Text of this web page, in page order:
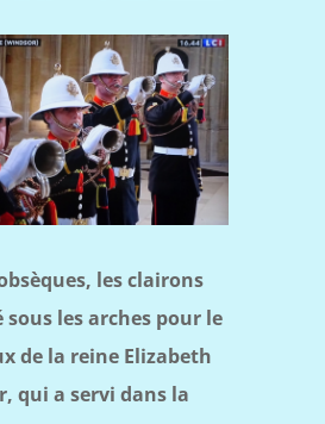
les clairons
les arches pour le
de la reine Elizabeth
qui a servi dans la